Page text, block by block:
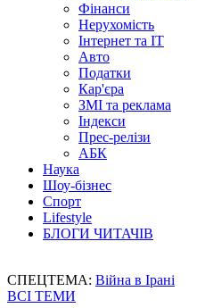
Фінанси
Нерухомість
Інтернет та IT
Авто
Податки
Кар'єра
ЗМІ та реклама
Індекси
Прес-релізи
АБК
Наука
Шоу-бізнес
Спорт
Lifestyle
БЛОГИ ЧИТАЧІВ
СПЕЦТЕМА: Війна в Ірані
ВСІ ТЕМИ